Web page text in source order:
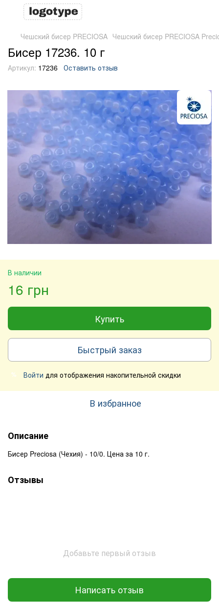
Чешский бисер PRECIOSA Чешский бисер PRECIOSA
Бисер 17236. 10 г
Артикул: 17236 Оставить отзыв
В наличии
16 грн
Купить
Быстрый заказ
% Войти для отображения накопительной скидки
В избранное
Описание
Бисер Preciosa (Чехия) - 10/0. Цена за 10 г.
Отзывы
Добавьте первый отзыв
Написать отзыв